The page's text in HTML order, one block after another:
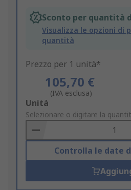
Sconto per quantità
Visualizza le opzioni di
quantità
Prezzo per 1 unità*
105,70 €
(IVA esclusa)
Add
to
Basket
Unità
Selezionare o digitare la
Controlla le date